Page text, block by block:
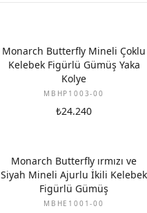
Monarch Butterfly Mineli Çoklu
Kelebek Figürlü Gümüş Yaka
Kolye
MBHP1003-00
₺24.240
Monarch Butterfly ırmızı ve
Siyah Mineli Ajurlu İkili Kelebek
Figürlü Gümüş
MBHE1001-00